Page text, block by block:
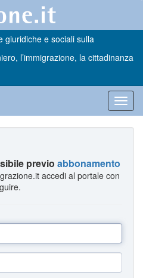
giuridiche e sociali sulla
l’immigrazione, la cittadinanza
previo abbonamento
accedi al portale con